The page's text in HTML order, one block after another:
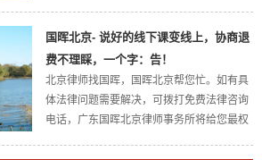
小编带大家了解一下：哪怕公司破产，辞退
我也...
国晖北京- 说好的线下课变线上，协商退
费不理睬，一个字：告！
北京律师找国晖，国晖北京帮您忙。如有具
体法律问题需要解决，可拨打免费法律咨询
电话，广东国晖北京律师事务所将给您最权